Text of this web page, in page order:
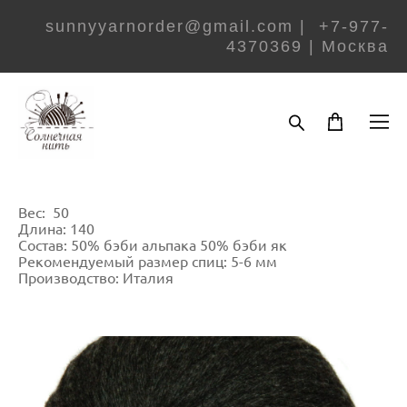
sunnyyarnorder@gmail.com | +7-977-
4370369 | Москва
Вес: 50
Длина: 140
Состав: 50% бэби альпака 50% бэби як
Рекомендуемый размер спиц: 5-6 мм
Производство: Италия